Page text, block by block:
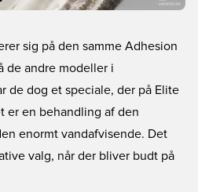
sig på den samme Adhesion
de andre modeller i
de dog et speciale, der på Elite
er en behandling af den
enormt vandafvisende. Det
valg, når der bliver budt på